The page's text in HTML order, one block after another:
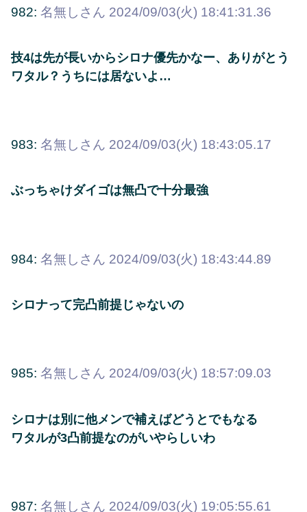
982: 名無しさん 2024/09/03(火) 18:41:31.36
技4は先が長いからシロナ優先かなー、ありがとう
ワタル？うちには居ないよ…
983: 名無しさん 2024/09/03(火) 18:43:05.17
ぶっちゃけダイゴは無凸で十分最強
984: 名無しさん 2024/09/03(火) 18:43:44.89
シロナって完凸前提じゃないの
985: 名無しさん 2024/09/03(火) 18:57:09.03
シロナは別に他メンで補えばどうとでもなる
ワタルが3凸前提なのがいやらしいわ
987: 名無しさん 2024/09/03(火) 19:05:55.61